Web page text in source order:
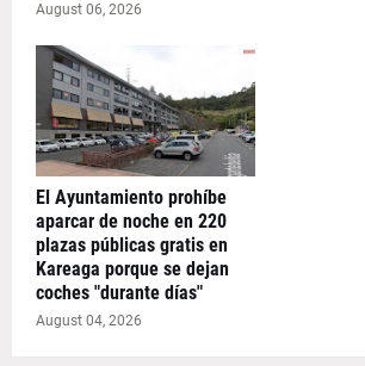
August 06, 2026
El Ayuntamiento prohíbe
aparcar de noche en 220
plazas públicas gratis en
Kareaga porque se dejan
coches "durante días"
August 04, 2026